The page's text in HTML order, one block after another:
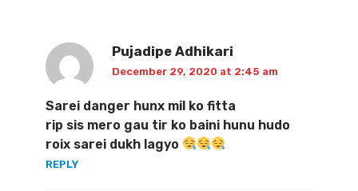
Pujadipe Adhikari
December 29, 2020 at 2:45 am
Sarei danger hunx mil ko fitta
rip sis mero gau tir ko baini hunu hudo
roix sarei dukh lagyo
REPLY